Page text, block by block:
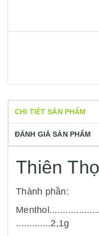
CHI TIẾT SẢN PHẨM
ĐÁNH GIÁ SẢN PHẨM
Thiên
Thành phần:
.............2,1g